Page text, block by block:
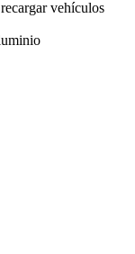
vehículos